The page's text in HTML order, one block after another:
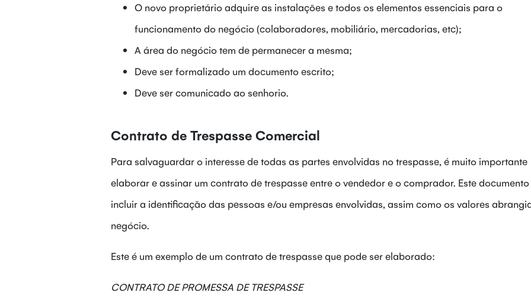
O novo proprietário adquire as instalações e todos os elementos essenciais para o
funcionamento do negócio (colaboradores, mobiliário, mercadorias, etc);
A área do negócio tem de permanecer a mesma;
Deve ser formalizado um documento escrito;
Deve ser comunicado ao senhorio.
Contrato de Trespasse Comercial
Para salvaguardar o interesse de todas as partes envolvidas no trespasse, é muito importante
elaborar e assinar um contrato de trespasse entre o vendedor e o comprador. Este
incluir a identificação das pessoas e/ou empresas envolvidas, assim como os valores
negócio.
Este é um exemplo de um contrato de trespasse que pode ser elaborado:
CONTRATO DE PROMESSA DE TRESPASSE